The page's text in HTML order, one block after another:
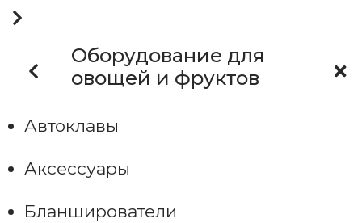
Оборудование для
овощей и фруктов
Автоклавы
Аксессуары
Бланширователи